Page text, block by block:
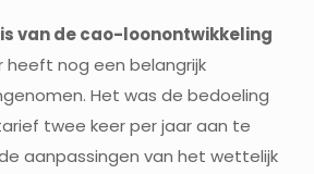
van de cao-loonontwikkeling
heeft nog een belangrijk
Het was de bedoeling
twee keer per jaar aan te
aanpassingen van het wettelijk